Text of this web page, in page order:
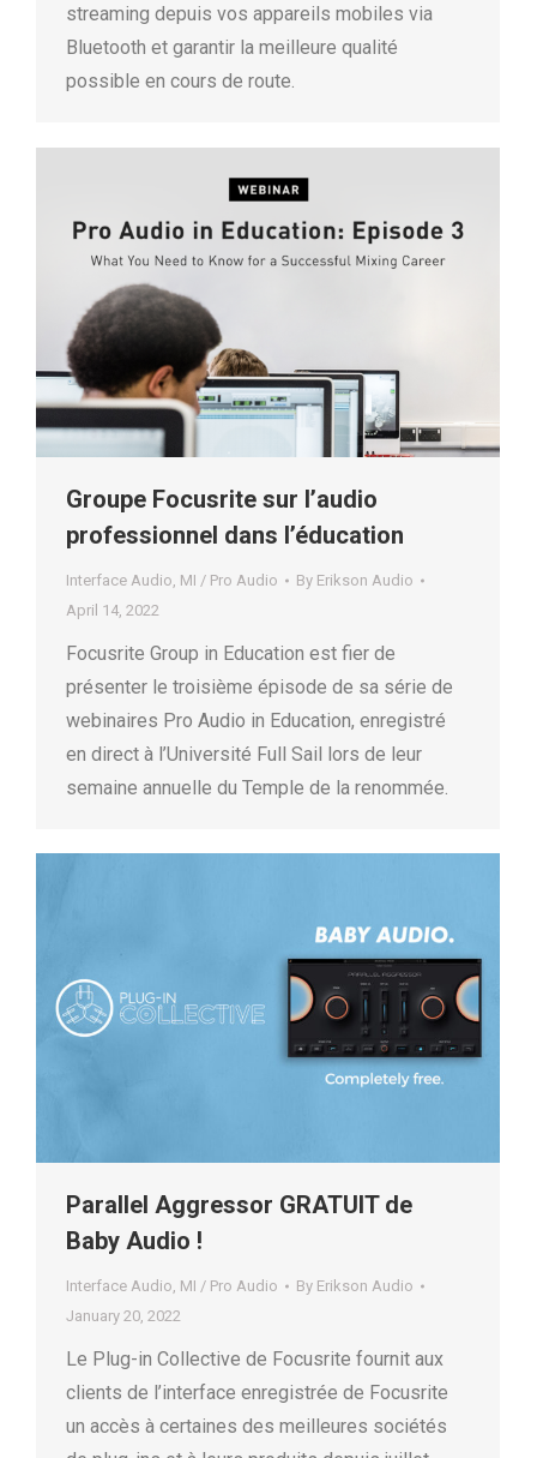
streaming depuis vos appareils mobiles via
Bluetooth et garantir la meilleure qualité
possible en cours de route.
Groupe Focusrite sur l’audio
professionnel dans l’éducation
Interface Audio, MI / Pro Audio By Erikson Audio
April 14, 2022
Focusrite Group in Education est fier de
présenter le troisième épisode de sa série de
webinaires Pro Audio in Education, enregistré
en direct à l’Université Full Sail lors de leur
semaine annuelle du Temple de la renommée.
Parallel Aggressor GRATUIT de
Baby Audio !
Interface Audio, MI / Pro Audio By Erikson Audio
January 20, 2022
Le Plug-in Collective de Focusrite fournit aux
clients de l’interface enregistrée de Focusrite
un accès à certaines des meilleures sociétés